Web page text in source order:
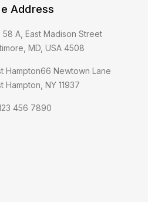
Address
58 A, East Madison Street
MD, USA 4508
Hampton66 Newtown Lane
Hampton, NY 11937
456 7890